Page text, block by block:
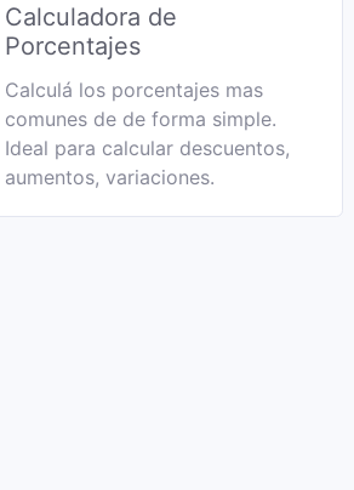
Calculadora de
Porcentajes
Calculá los porcentajes mas
comunes de de forma simple.
Ideal para calcular descuentos,
aumentos, variaciones.